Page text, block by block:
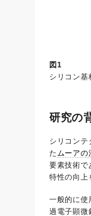
図1
シリコン基
研究の
シリコンテ
た ムーアの
要素技術で
特性の向上
一般的に使
過電子顕微